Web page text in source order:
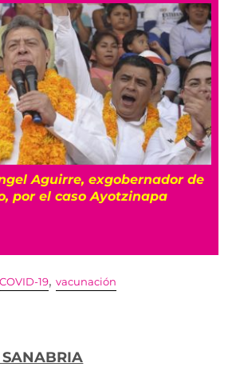
Aguirre, exgobernador de
por el caso Ayotzinapa
COVID-19,vacunación
SANABRIA